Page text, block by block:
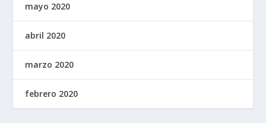
mayo 2020
abril 2020
marzo 2020
febrero 2020